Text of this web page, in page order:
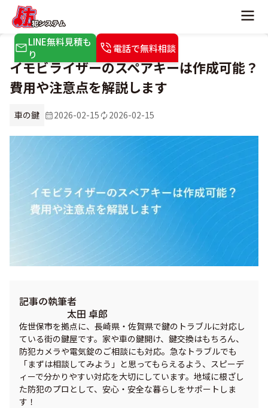
LINE無料見積も
り
電話で無料相談
イモビライザーのスペアキーは作成可能？
費用や注意点を解説します
車の鍵 2026-02-15 2026-02-15
記事の執筆者
太田 卓郎
佐世保市を拠点に、長崎県・佐賀県で鍵のトラブルに対応し
ている街の鍵屋です。家や車の鍵開け、鍵交換はもちろん、
防犯カメラや電気錠のご相談にも対応。急なトラブルでも
「まずは相談してみよう」と思ってもらえるよう、スピーデ
ィーで分かりやすい対応を大切にしています。地域に根ざし
た防犯のプロとして、安心・安全な暮らしをサポートしま
す！